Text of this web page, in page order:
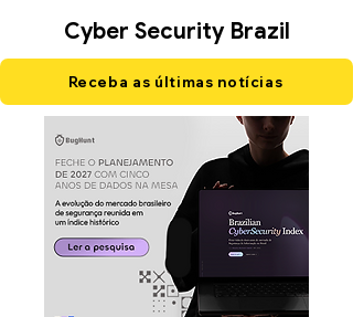
Cyber Security Brazil
Receba as últimas notícias